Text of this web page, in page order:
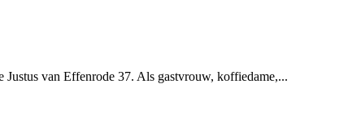
van Effenrode 37. Als gastvrouw, koffiedame,...